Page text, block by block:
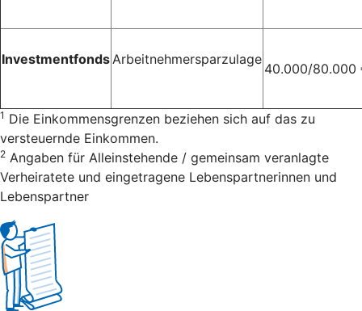
Investmentfonds Arbeitnehmersparzulage
40.000/80.000
1 Die Einkommensgrenzen beziehen sich auf das zu
versteuernde Einkommen.
2 Angaben für Alleinstehende / gemeinsam veranlagte
Verheiratete und eingetragene Lebenspartnerinnen und
Lebenspartner